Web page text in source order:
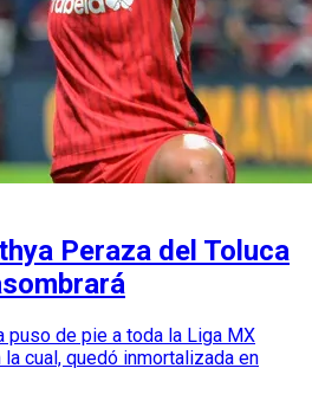
Peraza del Toluca
puso de pie a toda la Liga MX
cual, quedó inmortalizada en